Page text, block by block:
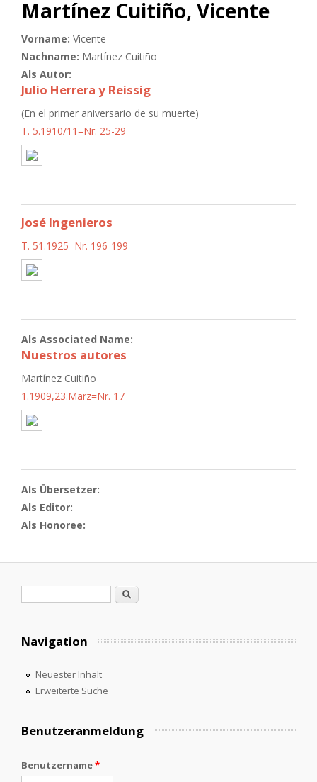
Martínez Cuitiño, Vicente
Vorname: Vicente
Nachname: Martínez Cuitiño
Als Autor:
Julio Herrera y Reissig
(En el primer aniversario de su muerte)
T. 5.1910/11=Nr. 25-29
José Ingenieros
T. 51.1925=Nr. 196-199
Als Associated Name:
Nuestros autores
Martínez Cuitiño
1.1909,23.März=Nr. 17
Als Übersetzer:
Als Editor:
Als Honoree:
Suche
Navigation
Neuester Inhalt
Erweiterte Suche
Benutzeranmeldung
Benutzername*